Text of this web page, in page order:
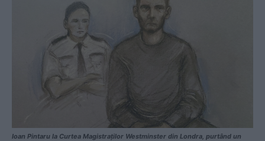
Ioan Pintaru la Curtea Magistraţilor Westminster din Londra, purtând un